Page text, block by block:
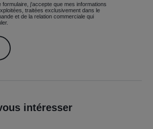
formulaire, j'accepte que mes informations
traitées exclusivement dans le
et de la relation commerciale qui
intéresser